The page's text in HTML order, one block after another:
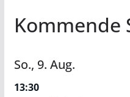
Kommende
So., 9. Aug.
13:30